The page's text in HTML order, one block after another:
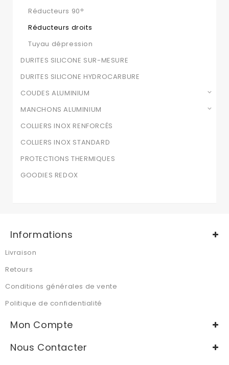
Réducteurs 90°
Réducteurs droits
Tuyau dépression
DURITES SILICONE SUR-MESURE
DURITES SILICONE HYDROCARBURE
COUDES ALUMINIUM
MANCHONS ALUMINIUM
COLLIERS INOX RENFORCÉS
COLLIERS INOX STANDARD
PROTECTIONS THERMIQUES
GOODIES REDOX
Informations
Livraison
Retours
Conditions générales de vente
Politique de confidentialité
Mon Compte
Nous Contacter